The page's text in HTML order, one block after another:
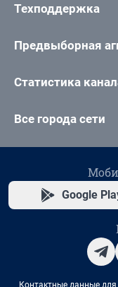
Техподдержка
Предвыборная
Статистика
Все города сети
Google
Контактные данные